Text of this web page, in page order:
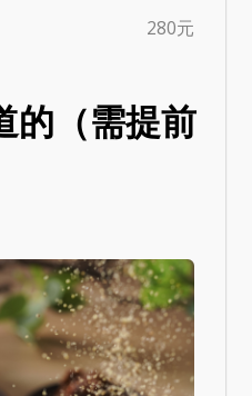
280元
的（需提前